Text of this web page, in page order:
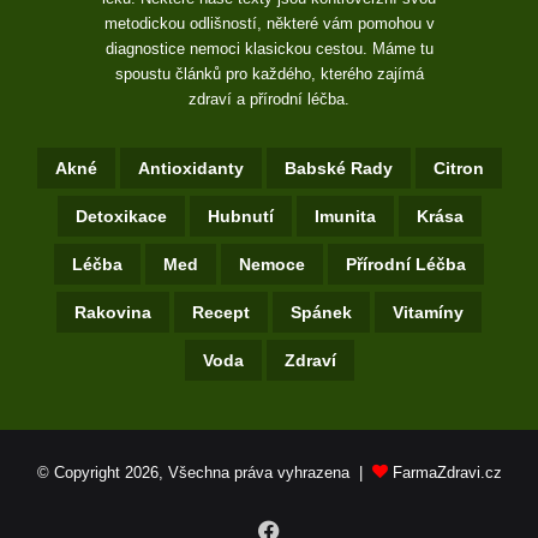
metodickou odlišností, některé vám pomohou v
diagnostice nemoci klasickou cestou. Máme tu
spoustu článků pro každého, kterého zajímá
zdraví a přírodní léčba.
Akné Antioxidanty Babské Rady Citron
Detoxikace Hubnutí Imunita Krása
Léčba Med Nemoce Přírodní Léčba
Rakovina Recept Spánek Vitamíny
Voda Zdraví
© Copyright 2026, Všechna práva vyhrazena | FarmaZdravi.cz